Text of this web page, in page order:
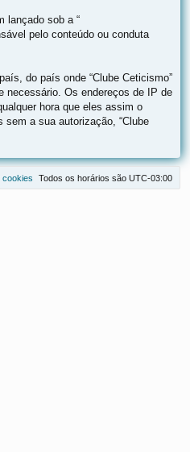
lançado sob a “
pelo conteúdo ou conduta
do país onde “Clube Ceticismo”
necessário. Os endereços de IP de
hora que eles assim o
a sua autorização, “Clube
Todos os horários são UTC-03:00
cookies